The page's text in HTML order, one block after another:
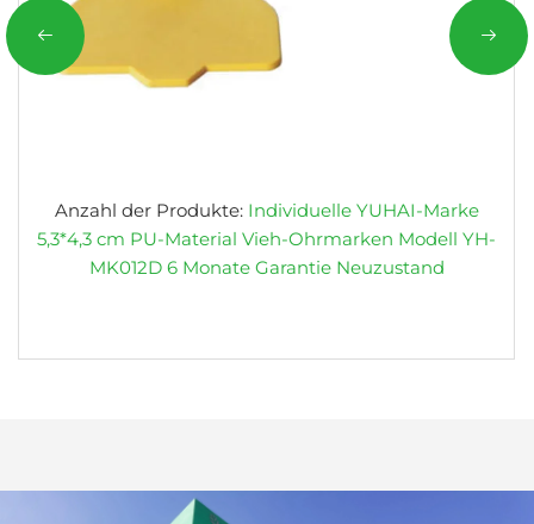
Anzahl der Produkte:Individuelle YUHAI-Marke
5,3*4,3 cm PU-Material Vieh-Ohrmarken Modell YH-
MK012D 6 Monate Garantie Neuzustand